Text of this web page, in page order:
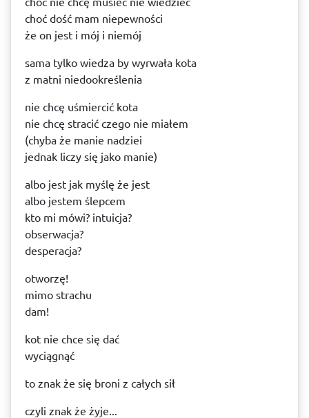
choć dość mam niepewności
że on jest i mój i niemój
sama tylko wiedza by wyrwała kota
z matni niedookreślenia
nie chcę uśmiercić kota
nie chcę stracić czego nie miałem
(chyba że manie nadziei
jednak liczy się jako manie)
albo jest jak myślę że jest
albo jestem ślepcem
kto mi mówi? intuicja?
obserwacja?
desperacja?
otworzę!
mimo strachu
dam!
kot nie chce się dać
wyciągnąć
to znak że się broni z całych sił
czyli znak że żyje...